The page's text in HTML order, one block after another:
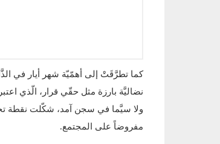
كما تطرَّقَتْ إلى أهمّيّة شهر أيار في
نضاليَّة بارزة مثل حقّي قرار، الّذي
ولا سيَّما في سجن آمد، شكّلت نقطة
مفروضاً على المجتمع.